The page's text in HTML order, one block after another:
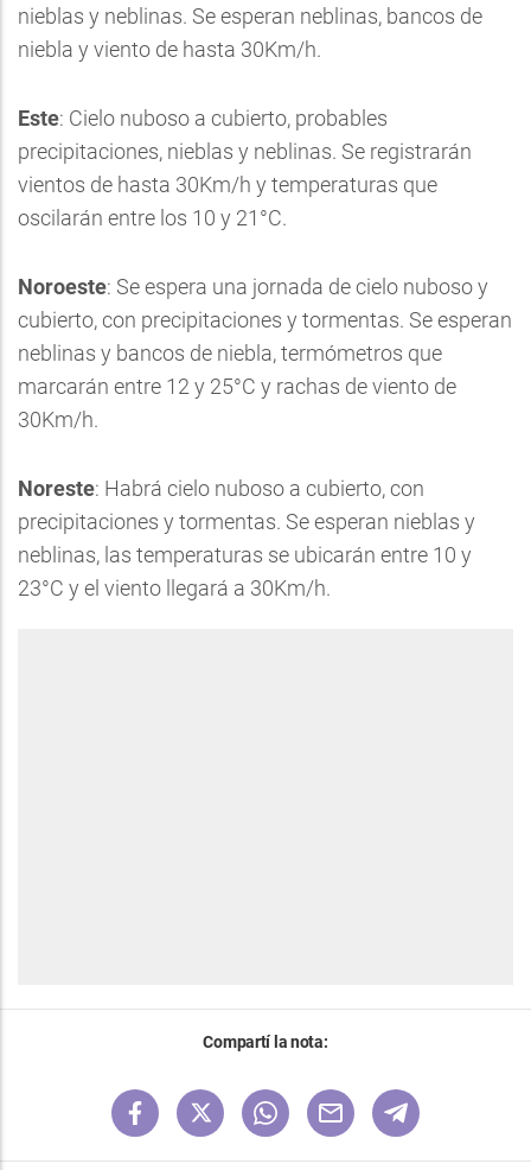
nieblas y neblinas. Se esperan neblinas, bancos de
niebla y viento de hasta 30Km/h.
Este: Cielo nuboso a cubierto, probables
precipitaciones, nieblas y neblinas. Se registrarán
vientos de hasta 30Km/h y temperaturas que
oscilarán entre los 10 y 21°C.
Noroeste: Se espera una jornada de cielo nuboso y
cubierto, con precipitaciones y tormentas. Se esperan
neblinas y bancos de niebla, termómetros que
marcarán entre 12 y 25°C y rachas de viento de
30Km/h.
Noreste: Habrá cielo nuboso a cubierto, con
precipitaciones y tormentas. Se esperan nieblas y
neblinas, las temperaturas se ubicarán entre 10 y
23°C y el viento llegará a 30Km/h.
Compartí la nota: